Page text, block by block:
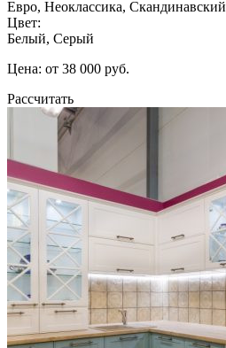
Евро, Неоклассика, Скандинавский
Цвет:
Белый, Серый
Цена: от 38 000 руб.
Рассчитать